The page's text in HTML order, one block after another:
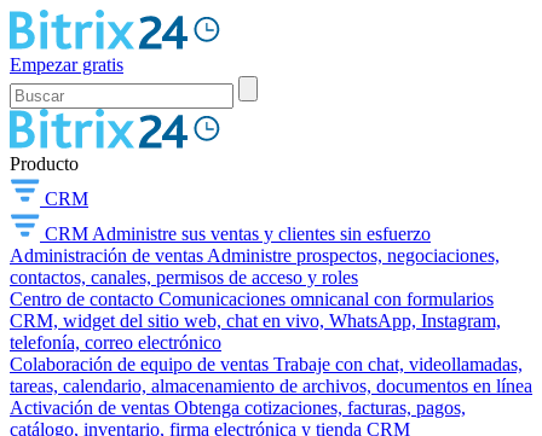
Empezar gratis
Producto
CRM
CRM Administre sus ventas y clientes sin esfuerzo
Administración de ventas Administre prospectos, negociaciones,
contactos, canales, permisos de acceso y roles
Centro de contacto Comunicaciones omnicanal con formularios
CRM, widget del sitio web, chat en vivo, WhatsApp, Instagram,
telefonía, correo electrónico
Colaboración de equipo de ventas Trabaje con chat, videollamadas,
tareas, calendario, almacenamiento de archivos, documentos en línea
Activación de ventas Obtenga cotizaciones, facturas, pagos,
catálogo, inventario, firma electrónica y tienda CRM